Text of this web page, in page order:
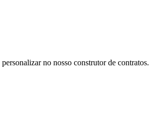
no nosso construtor de contratos.